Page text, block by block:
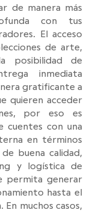
de manera más
con tus
El acceso
de arte,
posibilidad de
inmediata
gratificante a
quieren acceder
por eso es
cuentes con una
en términos
buena calidad,
y logística de
permita generar
hasta el
En muchos casos,